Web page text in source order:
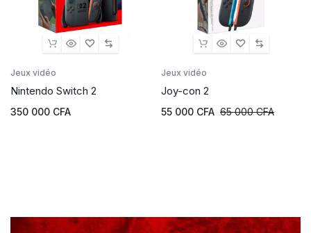
Jeux vidéo
Nintendo Switch 2
350 000 CFA
Jeux vidéo
Joy-con 2
65 000CFA
55 000 CFA